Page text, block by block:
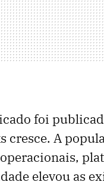
foi
cresce. A
elevou as